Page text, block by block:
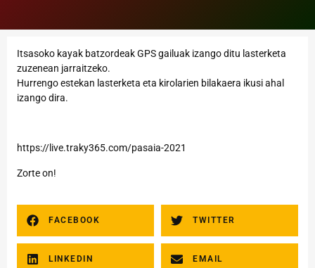
Itsasoko kayak batzordeak GPS gailuak izango ditu lasterketa
zuzenean jarraitzeko.
Hurrengo estekan lasterketa eta kirolarien bilakaera ikusi ahal
izango dira.
https://live.traky365.com/pasaia-2021
Zorte on!
FACEBOOK TWITTER
LINKEDIN EMAIL